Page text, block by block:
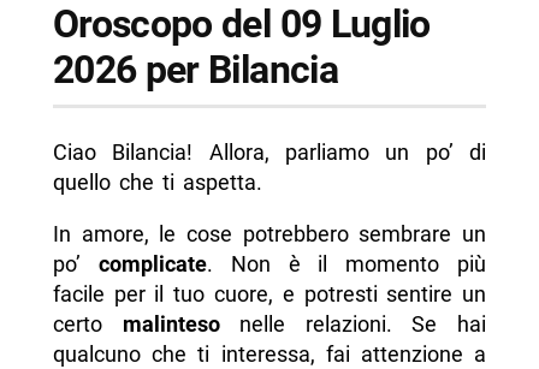
Oroscopo del 09 Luglio
2026 per Bilancia
Ciao Bilancia! Allora, parliamo un po’ di
quello che ti aspetta.
In amore, le cose potrebbero sembrare un
po’ complicate. Non è il momento più
facile per il tuo cuore, e potresti sentire un
certo malintesonelle relazioni. Se hai
qualcuno che ti interessa, fai attenzione a